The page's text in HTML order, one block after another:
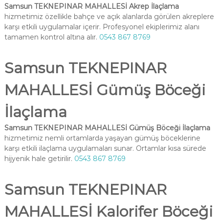
Samsun TEKNEPINAR MAHALLESİ Akrep İlaçlama
hizmetimiz özellikle bahçe ve açık alanlarda görülen akreplere
karşı etkili uygulamalar içerir. Profesyonel ekiplerimiz alanı
tamamen kontrol altına alır. 0543 867 8769
Samsun TEKNEPINAR
MAHALLESİ Gümüş Böceği
İlaçlama
Samsun TEKNEPINAR MAHALLESİ Gümüş Böceği İlaçlama
hizmetimiz nemli ortamlarda yaşayan gümüş böceklerine
karşı etkili ilaçlama uygulamaları sunar. Ortamlar kısa sürede
hijyenik hale getirilir. 0543 867 8769
Samsun TEKNEPINAR
MAHALLESİ Kalorifer Böceği